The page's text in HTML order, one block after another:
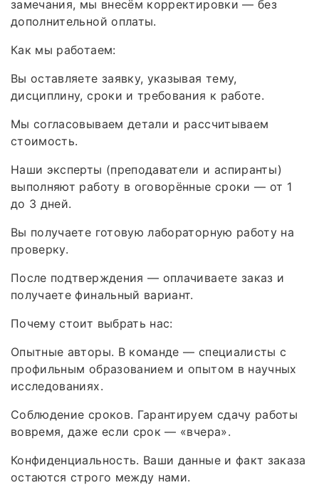
замечания, мы внесём корректировки — без
дополнительной оплаты.
Как мы работаем:
Вы оставляете заявку, указывая тему,
дисциплину, сроки и требования к работе.
Мы согласовываем детали и рассчитываем
стоимость.
Наши эксперты (преподаватели и аспиранты)
выполняют работу в оговорённые сроки — от 1
до 3 дней.
Вы получаете готовую лабораторную работу на
проверку.
После подтверждения — оплачиваете заказ и
получаете финальный вариант.
Почему стоит выбрать нас:
Опытные авторы. В команде — специалисты с
профильным образованием и опытом в научных
исследованиях.
Соблюдение сроков. Гарантируем сдачу работы
вовремя, даже если срок — «вчера».
Конфиденциальность. Ваши данные и факт заказа
остаются строго между нами.